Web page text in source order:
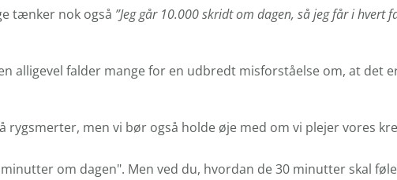
tænker nok også ”Jeg går 10.000 skridt om dagen, så jeg får i hvert
alligevel falder mange for en udbredt misforståelse om, at det
rygsmerter, men vi bør også holde øje med om vi plejer vores
om dagen". Men ved du, hvordan de 30 minutter skal